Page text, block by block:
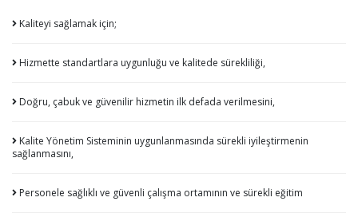
Kaliteyi sağlamak için;
Hizmette standartlara uygunluğu ve kalitede sürekliliği,
Doğru, çabuk ve güvenilir hizmetin ilk defada verilmesini,
Kalite Yönetim Sisteminin uygunlanmasında sürekli iyileştirmenin
sağlanmasını,
Personele sağlıklı ve güvenli çalışma ortamının ve sürekli eğitim